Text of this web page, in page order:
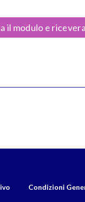
il modulo e
Condizioni